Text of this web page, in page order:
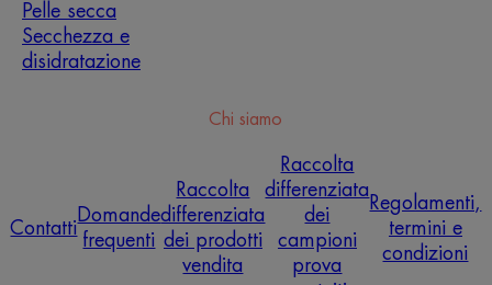
Pelle secca
Secchezza e
disidratazione
Chi siamo
Contatti
Domande
frequenti
Raccolta
differenziata
dei prodotti
vendita
Raccolta
differenziata
dei
campioni
prova
Regolamenti,
termini e
condizioni